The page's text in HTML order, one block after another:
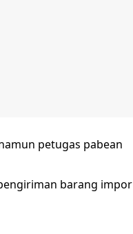
petugas pabean
barang impor